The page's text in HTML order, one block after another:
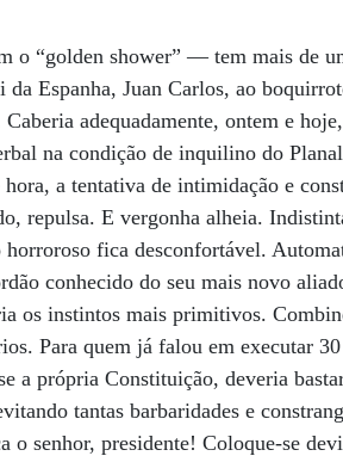
o “golden shower” — tem mais de
da Espanha, Juan Carlos, ao
adequadamente, ontem e
na condição de inquilino do
a tentativa de intimidação e
repulsa. E vergonha alheia.
fica desconfortável.
conhecido do seu mais novo
os instintos mais primitivos.
Para quem já falou em executar
a própria Constituição, deveria
tantas barbaridades e
o senhor, presidente! Coloque-se